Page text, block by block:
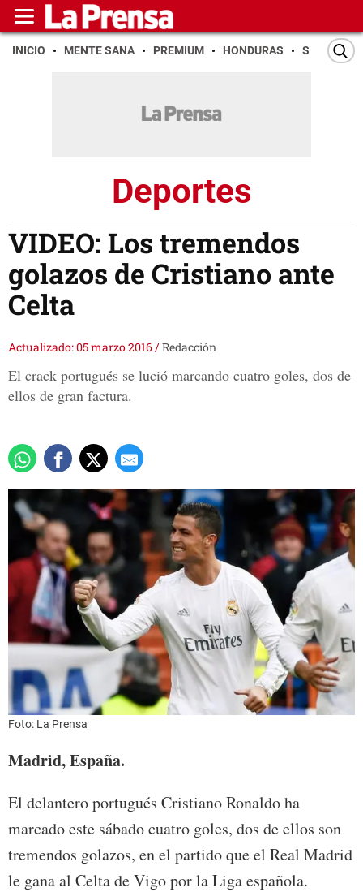
INICIO MENTE SANA PREMIUM HONDURAS SAN PEDRO
Deportes
VIDEO: Los tremendos
golazos de Cristiano ante
Celta
Actualizado: 05 marzo 2016/Redacción
El crack portugués se lució marcando cuatro goles, dos de
ellos de gran factura.
Foto: La Prensa
Madrid, España.
El delantero portugués Cristiano Ronaldo ha
marcado este sábado cuatro goles, dos de ellos son
tremendos golazos, en el partido que el Real Madrid
le gana al Celta de Vigo por la Liga española.